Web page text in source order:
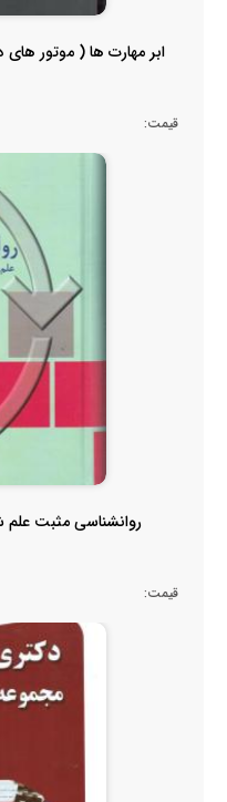
ابر مهارت ها ( موتور
قیمت:
روانشناسی مثبت علم
قیمت: